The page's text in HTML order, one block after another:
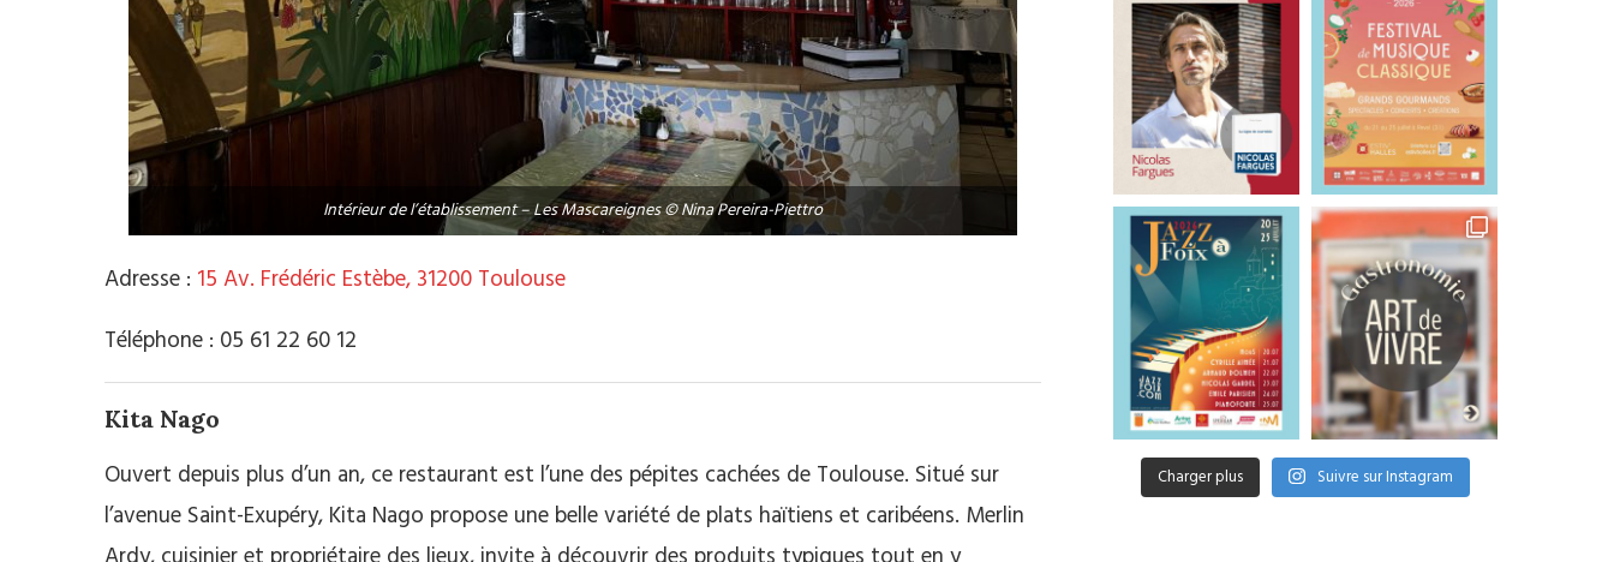
Intérieur de l’établissement – Les Mascareignes © Nina Pereira-Piettro
Adresse : 15 Av. Frédéric Estèbe, 31200 Toulouse
Téléphone : 05 61 22 60 12
Kita Nago
Ouvert depuis plus d’un an, ce restaurant est l’une des pépites cachées de Toulouse. Situé sur
l’avenue Saint-Exupéry, Kita Nago propose une belle variété de plats haïtiens et caribéens. Merlin
Charger plus Suivre sur Instagram